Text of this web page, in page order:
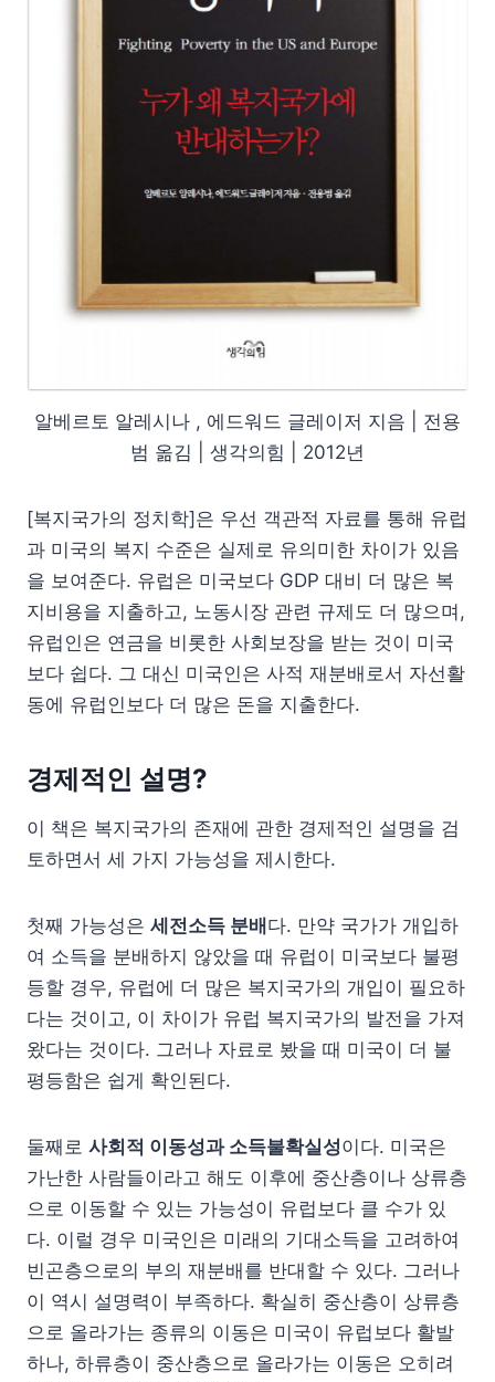
알베르토 알레시나 , 에드워드 글레이저 지음 | 전용
범 옮김 | 생각의힘 | 2012년
[복지국가의 정치학]은 우선 객관적 자료를 통해 유럽
과 미국의 복지 수준은 실제로 유의미한 차이가 있음
을 보여준다. 유럽은 미국보다 GDP 대비 더 많은 복
지비용을 지출하고, 노동시장 관련 규제도 더 많으며,
유럽인은 연금을 비롯한 사회보장을 받는 것이 미국
보다 쉽다. 그 대신 미국인은 사적 재분배로서 자선활
동에 유럽인보다 더 많은 돈을 지출한다.
경제적인 설명?
이 책은 복지국가의 존재에 관한 경제적인 설명을 검
토하면서 세 가지 가능성을 제시한다.
첫째 가능성은 세전소득 분배 다. 만약 국가가 개입하
여 소득을 분배하지 않았을 때 유럽이 미국보다 불평
등할 경우, 유럽에 더 많은 복지국가의 개입이 필요하
다는 것이고, 이 차이가 유럽 복지국가의 발전을 가져
왔다는 것이다. 그러나 자료로 봤을 때 미국이 더 불
평등함은 쉽게 확인된다.
둘째로 사회적 이동성과 소득불확실성이다. 미국은
가난한 사람들이라고 해도 이후에 중산층이나 상류층
으로 이동할 수 있는 가능성이 유럽보다 클 수가 있
다. 이럴 경우 미국인은 미래의 기대소득을 고려하여
빈곤층으로의 부의 재분배를 반대할 수 있다. 그러나
이 역시 설명력이 부족하다. 확실히 중산층이 상류층
으로 올라가는 종류의 이동은 미국이 유럽보다 활발
하나, 하류층이 중산층으로 올라가는 이동은 오히려